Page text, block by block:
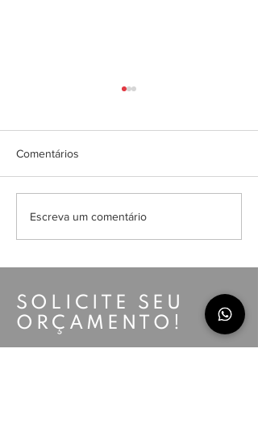
Precisamos falar sobre o
Comentários
Escreva um comentário
SOLICITE SEU
ORÇAMENTO!